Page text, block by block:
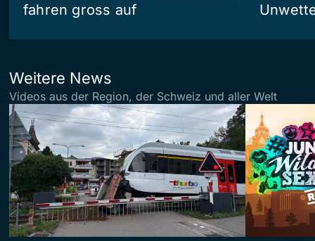
fahren gross auf
Weitere News
Videos aus der Region, der Schweiz und aller Welt